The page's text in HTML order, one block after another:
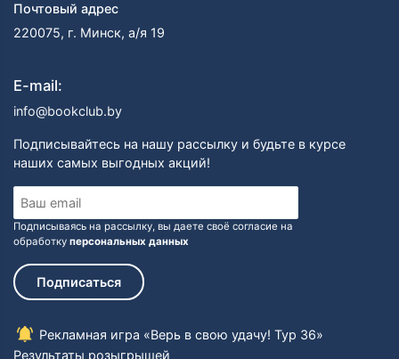
Почтовый адрес
220075, г. Минск, а/я 19
E-mail:
info@bookclub.by
Подписывайтесь на нашу рассылку и будьте в курсе
наших самых выгодных акций!
Подписываясь на рассылку, вы даете своё согласие на
обработку персональных данных
Подписаться
Рекламная игра «Верь в свою удачу! Тур 36»
Результаты розыгрышей